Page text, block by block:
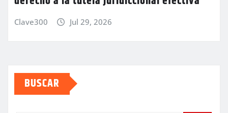
Clave300 Jul 29, 2026
BUSCAR